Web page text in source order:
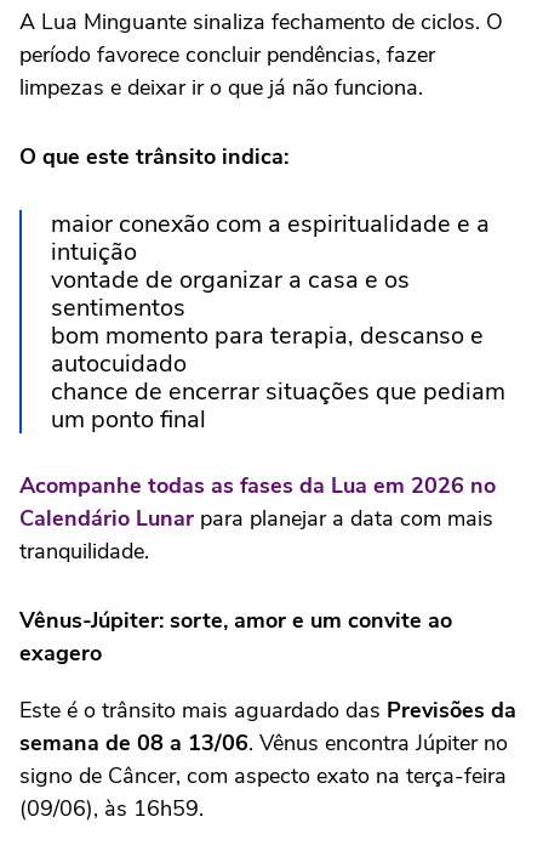
A Lua Minguante sinaliza fechamento de ciclos. O
período favorece concluir pendências, fazer
limpezas e deixar ir o que já não funciona.
O que este trânsito indica:
maior conexão com a espiritualidade e a
intuição
vontade de organizar a casa e os
sentimentos
bom momento para terapia, descanso e
autocuidado
chance de encerrar situações que pediam
um ponto final
Acompanhe todas as fases da Lua em 2026 no
Calendário Lunar para planejar a data com mais
tranquilidade.
Vênus-Júpiter: sorte, amor e um convite ao
exagero
Este é o trânsito mais aguardado das Previsões da
semana de 08 a 13/06. Vênus encontra Júpiter no
signo de Câncer, com aspecto exato na terça-feira
(09/06), às 16h59.